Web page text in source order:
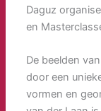
Daguz
en
De beelden
door een
vormen en